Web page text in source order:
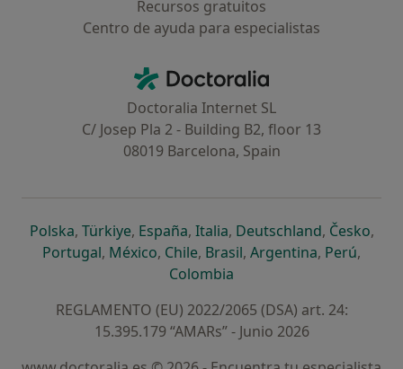
Recursos gratuitos
Centro de ayuda para especialistas
Doctoralia - Página de inicio
Doctoralia Internet SL
C/ Josep Pla 2 - Building B2, floor 13
08019 Barcelona, Spain
Polskase abre en una nueva pestaña
, Türkiyese abre en una nueva pestaña
, Españase abre en una nueva pestaña
, Italiase abre en una nueva
, Deutschlandse abre en
, Českose
,
Portugalse abre en una nueva pestaña
, Méxicose abre en una nueva pestaña
, Chilese abre en una nueva pestaña
, Brasilse abre en una nueva
, Argentinase abre en
, Perúse
,
Colombia
REGLAMENTO (EU) 2022/2065 (DSA) art. 24:
15.395.179 “AMARs” - Junio 2026